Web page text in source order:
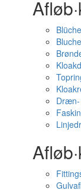
Dræn-